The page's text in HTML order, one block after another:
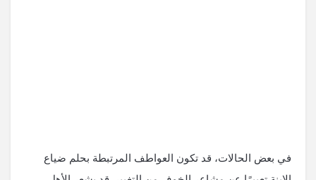
في بعض الحالات، قد تكون العواطف المرتبطة بحلم ضياع